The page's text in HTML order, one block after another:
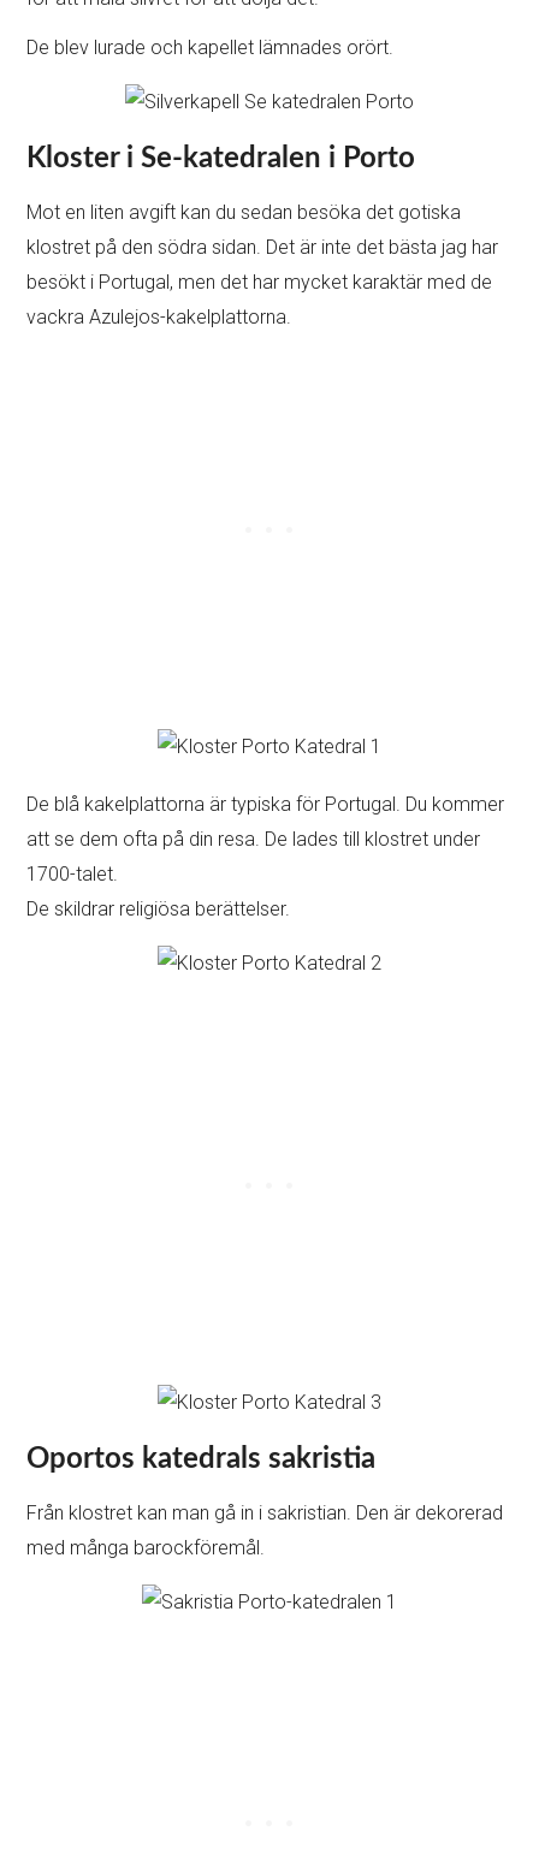
De blev lurade och kapellet lämnades orört.
Kloster i Se-katedralen i Porto
Mot en liten avgift kan du sedan besöka det gotiska
klostret på den södra sidan. Det är inte det bästa jag har
besökt i Portugal, men det har mycket karaktär med de
vackra Azulejos-kakelplattorna.
De blå kakelplattorna är typiska för Portugal. Du kommer
att se dem ofta på din resa. De lades till klostret under
1700-talet.
De skildrar religiösa berättelser.
Oportos katedrals sakristia
Från klostret kan man gå in i sakristian. Den är dekorerad
med många barockföremål.